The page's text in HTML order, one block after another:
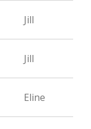
Jill
Jill
Eline